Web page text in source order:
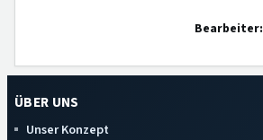
Bearbeiter:
ÜBER UNS
Unser Konzept